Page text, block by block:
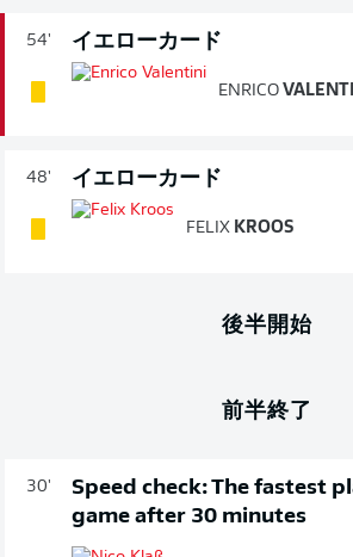
54' イエローカード
ENRICO
48' イエローカード
FELIX KROOS
後半開始
前半終了
30'
Speed check: The fastest
game after 30 minutes